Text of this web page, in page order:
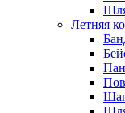
Летняя